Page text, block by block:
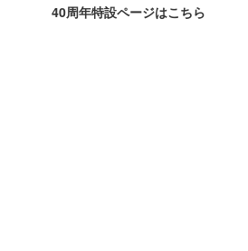
40周年特設ページはこちら